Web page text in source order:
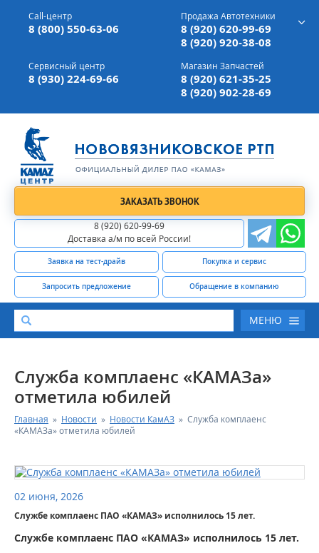
г. Вязники,ул. Механизаторов, д 90
Доставка а/м,по всей России
Call-центр
8 (800) 550-63-06
Продажа Автотехники
8 (920) 620-99-69
8 (920) 920-38-08
Сервисный центр
8 (930) 224-69-66
Магазин Запчастей
8 (920) 621-35-25
8 (920) 902-28-69
ЗАКАЗАТЬ ЗВОНОК
8 (920) 620-99-69
Доставка а/м по всей России!
Заявка на тест-драйв Покупка и сервис
Запросить предложение Обращение в компанию
МЕНЮ
О КОМПАНИИ
КАТАЛОГ АВТОТЕХНИКИ
ЗАПАСНЫЕ ЧАСТИ
РЕМОНТ ДВИГАТЕЛЕЙ КАМАЗ
Служба комплаенс «КАМАЗа»
отметила юбилей
Главная » Новости » Новости КамАЗ » Служба комплаенс
«КАМАЗа» отметила юбилей
02 июня, 2026
Службе комплаенс ПАО «КАМАЗ» исполнилось 15 лет.
Службе комплаенс ПАО «КАМАЗ» исполнилось 15 лет.